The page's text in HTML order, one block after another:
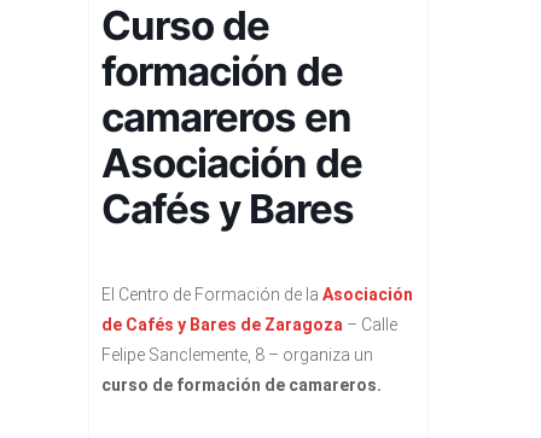
Curso de
formación de
camareros en
Asociación de
Cafés y Bares
El Centro de Formación de la Asociación
de Cafés y Bares de Zaragoza – Calle
Felipe Sanclemente, 8 – organiza un
curso de formación de camareros.